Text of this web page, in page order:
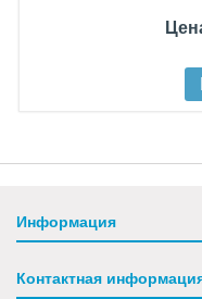
Информация
Контактная